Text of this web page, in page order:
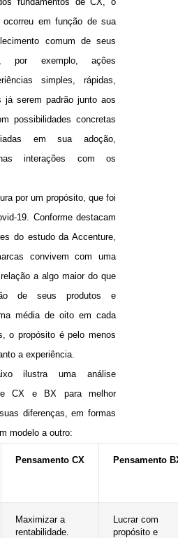
ocorreu em função de sua
comum de seus
por exemplo, ações
simples, rápidas,
já serem padrão junto aos
possibilidades concretas
em sua adoção,
interações com os
por um propósito, que foi
19. Conforme destacam
do estudo da Accenture,
convivem com uma
a algo maior do que
de seus produtos e
média de oito em cada
o propósito é pelo menos
a experiência.
ilustra uma análise
CX e BX para melhor
diferenças, em formas
modelo a outro:
Pensamento CX Pensamento
Maximizar a
rentabilidade.
Lucrar com
propósito e